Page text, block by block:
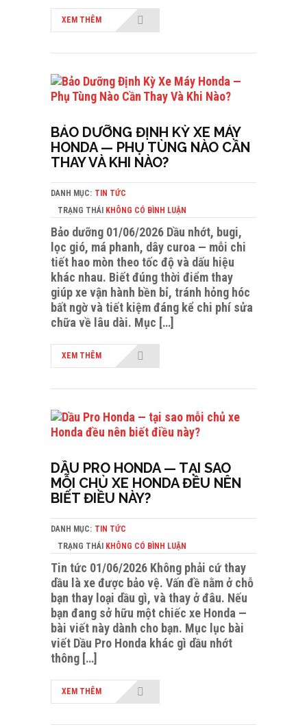
XEM THÊM
BẢO DƯỠNG ĐỊNH KỲ XE MÁY
HONDA — PHỤ TÙNG NÀO CẦN
THAY VÀ KHI NÀO?
DANH MỤC: TIN TỨC
TRẠNG THÁI KHÔNG CÓ BÌNH LUẬN
Bảo dưỡng 01/06/2026 Dầu nhớt, bugi,
lọc gió, má phanh, dây curoa — mỗi chi
tiết hao mòn theo tốc độ và dấu hiệu
khác nhau. Biết đúng thời điểm thay
giúp xe vận hành bền bỉ, tránh hỏng hóc
bất ngờ và tiết kiệm đáng kể chi phí sửa
chữa về lâu dài. Mục […]
XEM THÊM
DẦU PRO HONDA — TẠI SAO
MỖI CHỦ XE HONDA ĐỀU NÊN
BIẾT ĐIỀU NÀY?
DANH MỤC: TIN TỨC
TRẠNG THÁI KHÔNG CÓ BÌNH LUẬN
Tin tức 01/06/2026 Không phải cứ thay
dầu là xe được bảo vệ. Vấn đề nằm ở chỗ
bạn thay loại dầu gì, và thay ở đâu. Nếu
bạn đang sở hữu một chiếc xe Honda —
bài viết này dành cho bạn. Mục lục bài
viết Dầu Pro Honda khác gì dầu nhớt
thông […]
XEM THÊM